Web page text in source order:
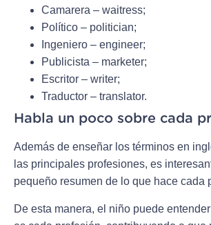
Camarera – waitress;
Político – politician;
Ingeniero – engineer;
Publicista – marketer;
Escritor – writer;
Traductor – translator.
Habla un poco sobre cada
Además de enseñar los términos en
las principales profesiones, es
pequeño resumen de lo que hace cada
De esta manera, el niño puede